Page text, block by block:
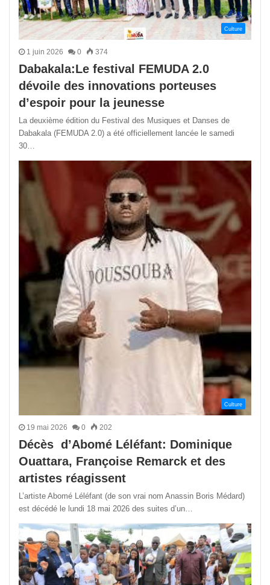
Culture
1 juin 2026 0 374
Dabakala:Le festival FEMUDA 2.0
dévoile des innovations porteuses
d’espoir pour la jeunesse
La deuxième édition du Festival des Musiques et Danses de
Dabakala (FEMUDA 2.0) a été officiellement lancée le samedi
30…
Culture
19 mai 2026 0 202
Décès d’Abomé Léléfant: Dominique
Ouattara, Françoise Remarck et des
artistes réagissent
L’artiste Abomé Léléfant (de son vrai nom Anassin Boris Médard)
est décédé le lundi 18 mai 2026 des suites d’un…